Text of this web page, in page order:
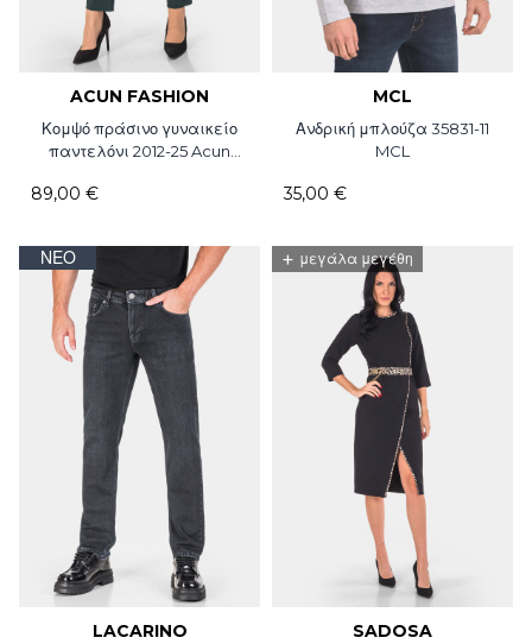
ACUN FASHION
Κομψό πράσινο γυναικείο
παντελόνι 2012-25 Acun
89,00 €
MCL
Ανδρική μπλούζα 35831-11
MCL
35,00 €
ΝΈΟ
LACARINO
+ μεγάλα μεγέθη
SADOSA